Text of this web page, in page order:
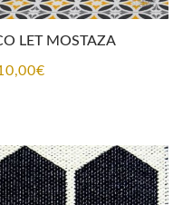
LET MOSTAZA
€Rango
desde
115,00€
hasta